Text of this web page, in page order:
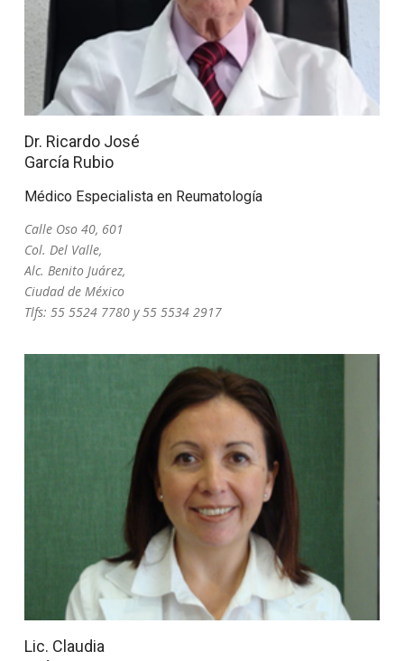
Dr. Ricardo José
García Rubio
Médico Especialista en Reumatología
Calle Oso 40, 601
Col. Del Valle,
Alc. Benito Juárez,
Ciudad de México
Tlfs: 55 5524 7780 y 55 5534 2917
Lic. Claudia